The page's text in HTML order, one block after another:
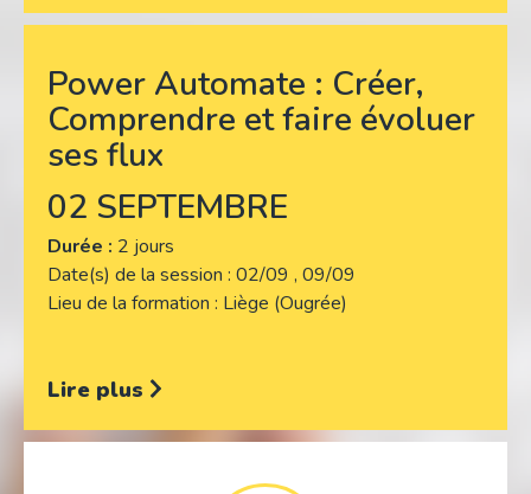
Power Automate : Créer,
Comprendre et faire évoluer
ses flux
02 SEPTEMBRE
Durée : 2 jours
Date(s) de la session 02/09 , 09/09
Lieu de la formation Liège (Ougrée)
Lire plus